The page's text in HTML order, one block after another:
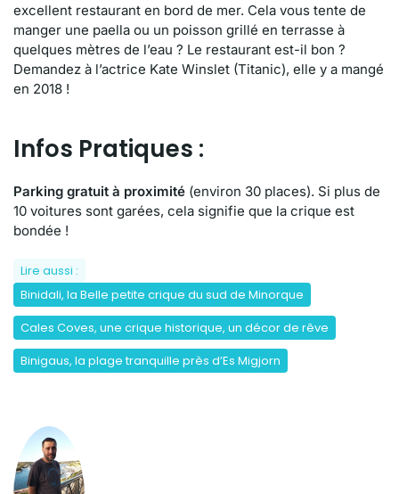
excellent restaurant en bord de mer. Cela vous tente de
manger une paella ou un poisson grillé en terrasse à
quelques mètres de l’eau ? Le restaurant est-il bon ?
Demandez à l’actrice Kate Winslet (Titanic), elle y a mangé
en 2018 !
Infos Pratiques :
Parking gratuit à proximité (environ 30 places). Si plus de
10 voitures sont garées, cela signifie que la crique est
bondée !
Lire aussi :
Binidali, la Belle petite crique du sud de Minorque
Cales Coves, une crique historique, un décor de rêve
Binigaus, la plage tranquille près d’Es Migjorn